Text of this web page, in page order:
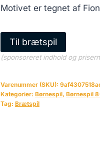
Motivet er tegnet af
Til brætspil
(sponsoreret indhold og
Varenummer (SKU):
Kategorier: Børnespil, Børnespil
Tag: Brætspil